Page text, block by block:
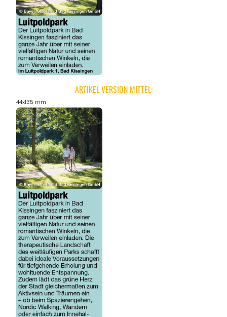
ARTIKEL VERSION MITTEL:
44x135 mm